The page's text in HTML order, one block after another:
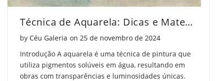
Técnica de Aquarela: Dicas e Materiais Essenciais
by Céu Galeria on Posted on
25 de novembro de 2024
Introdução A aquarela é uma técnica de pintura que
utiliza pigmentos solúveis em água, resultando em
obras com transparências e luminosidades únicas.